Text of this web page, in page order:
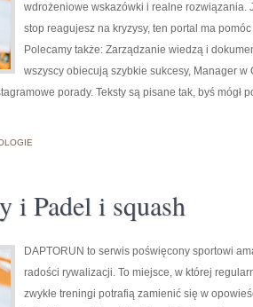
wdrożeniowe wskazówki i realne rozwiązania.
stop reagujesz na kryzysy, ten portal ma
Polecamy także: Zarządzanie wiedzą i
wszyscy obiecują szybkie sukcesy, Manager
porady. Teksty są pisane tak, byś mógł
i Padel i squash
DAPTORUN to serwis poświęcony sportowi
radości rywalizacji. To miejsce, w której
zwykłe treningi potrafią zamienić się w